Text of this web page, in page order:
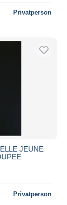
Privatperson
JEUNE
Privatperson